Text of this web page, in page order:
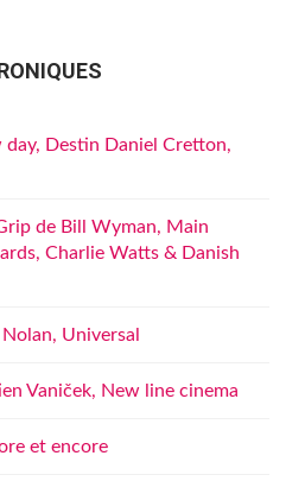
Destin Daniel Cretton,
de Bill Wyman, Main
Charlie Watts & Danish
Universal
Vaniček, New line cinema
et encore